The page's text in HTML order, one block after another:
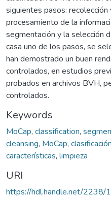
siguientes pasos:
procesamiento de la
segmentación y la selección
casa uno de los pasos, se
han demostrado un buen
controlados, en estudios
probados en archivos BVH,
controlados.
Keywords
MoCap, classification,
cleansing, MoCap, clasificación
características, limpieza
URI
https://hdl.handle.net/2238/